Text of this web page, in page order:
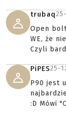
trubaq
Open
WE, że
Czyli
PiPES25-
P90 jest
:D Mówi